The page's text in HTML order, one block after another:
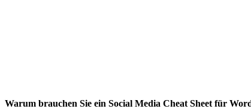
Warum brauchen Sie ein Social Media Cheat Sheet für